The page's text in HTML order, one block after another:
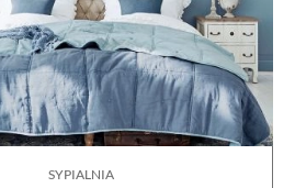
SYPIALNIA